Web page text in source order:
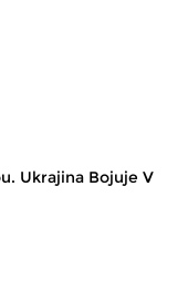
Ukrajina Bojuje V